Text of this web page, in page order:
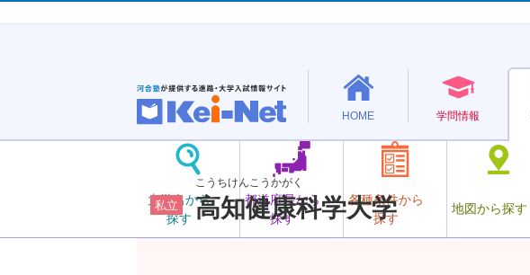
HOME 学問情報
大学名から
探す
都道府県から
探す
各種条件から
探す
地図から探す
私立
こうちけんこうかがく
高知健康科学大学